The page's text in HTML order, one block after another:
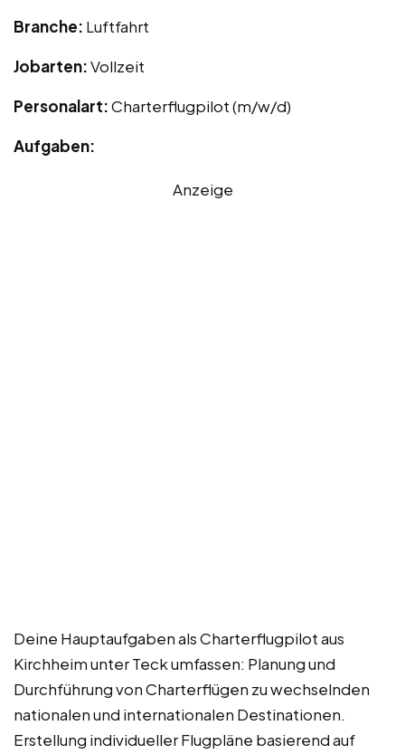
Branche: Luftfahrt
Jobarten:Vollzeit
Personalart:Charterflugpilot (m/w/d)
Aufgaben:
Anzeige
Deine Hauptaufgaben als Charterflugpilot aus
Kirchheim unter Teck umfassen: Planung und
Durchführung von Charterflügen zu wechselnden
nationalen und internationalen Destinationen.
Erstellung individueller Flugpläne basierend auf